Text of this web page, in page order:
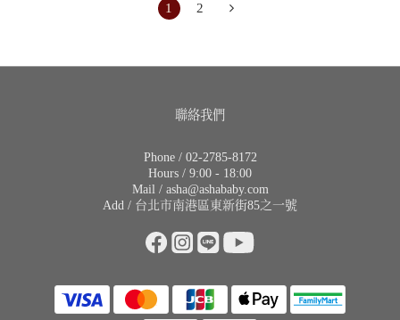
1 2
聯絡我們
Phone / 02-2785-8172
Hours / 9:00 - 18:00
Mail / asha@ashababy.com
Add / 台北市南港區東新街85之一號